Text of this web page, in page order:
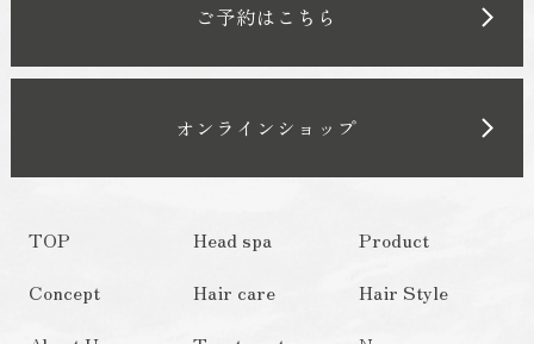
ご予約はこちら
オンラインショップ
TOP
Concept
Head spa
Hair care
Product
Hair Style